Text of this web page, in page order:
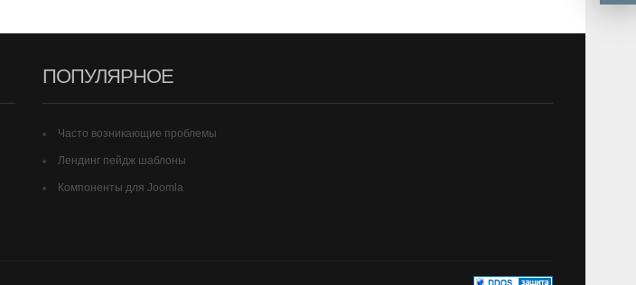
ПОПУЛЯРНОЕ
Часто возникающие проблемы
Лендинг пейдж шаблоны
Компоненты для Joomla